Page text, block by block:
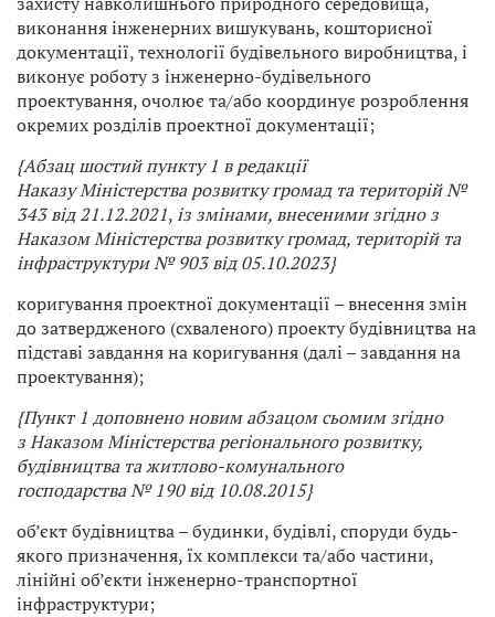
виконання інженерних вишукувань, кошторисної
документації, технології будівельного виробництва, і
виконує роботу з інженерно-будівельного
проектування, очолює та/або координує розроблення
окремих розділів проектної документації;
{Абзац шостий пункту 1 в редакції
НаказуМіністерства розвитку громад та територій№
343 від 21.12.2021,із змінами, внесеними згідно з
Наказом Міністерства розвитку громад, територій та
інфраструктури№ 903 від 05.10.2023}
коригування проектної документації – внесення змін
до затвердженого (схваленого) проекту будівництва на
підставі завдання на коригування (далі – завдання на
проектування);
{Пункт 1 доповнено новим абзацом сьомим згідно
зНаказом Міністерства регіонального розвитку,
будівництва та житлово-комунального
господарства№ 190 від 10.08.2015}
об’єкт будівництва – будинки, будівлі, споруди будь-
якого призначення, їх комплекси та/або частини,
лінійні об’єкти інженерно-транспортної
інфраструктури;